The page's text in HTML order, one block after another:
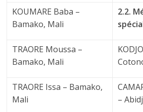
KOUMARE Baba –
Bamako, Mali
2.2.
TRAORE Moussa –
Bamako, Mali
TRAORE Issa – Bamako,
Mali
–